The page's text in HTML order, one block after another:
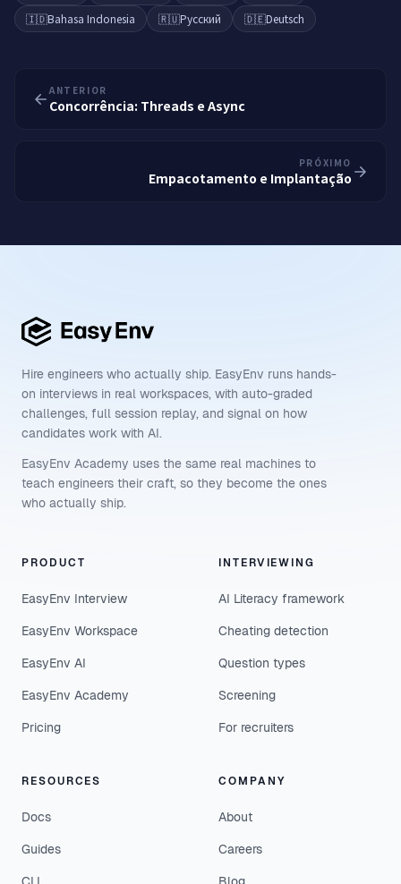
🇮🇩Bahasa Indonesia 🇷🇺Русский 🇩🇪Deutsch
ANTERIOR
Concorrência: Threads e Async
PRÓXIMO
Empacotamento e Implantação
Hire engineers who actually ship. EasyEnv runs hands-
on interviews in real workspaces, with auto-graded
challenges, full session replay, and signal on how
candidates work with AI.
EasyEnv Academy uses the same real machines to
teach engineers their craft, so they become the ones
who actually ship.
PRODUCT
EasyEnv Interview
EasyEnv Workspace
EasyEnv AI
EasyEnv Academy
Pricing
INTERVIEWING
AI Literacy framework
Cheating detection
Question types
Screening
For recruiters
RESOURCES
Docs
Guides
COMPANY
About
Careers